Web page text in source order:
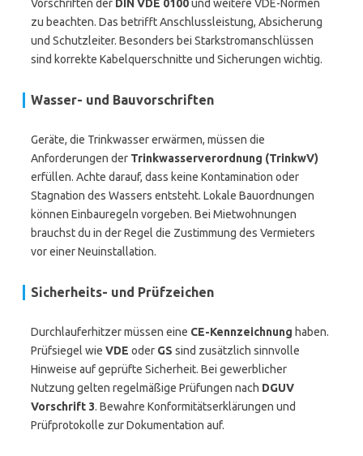
Vorschriften der DIN VDE 0100und weitere VDE-Normen
zu beachten. Das betrifft Anschlussleistung, Absicherung
und Schutzleiter. Besonders bei Starkstromanschlüssen
sind korrekte Kabelquerschnitte und Sicherungen wichtig.
Wasser- und Bauvorschriften
Geräte, die Trinkwasser erwärmen, müssen die
Anforderungen der Trinkwasserverordnung (TrinkwV)
erfüllen. Achte darauf, dass keine Kontamination oder
Stagnation des Wassers entsteht. Lokale Bauordnungen
können Einbauregeln vorgeben. Bei Mietwohnungen
brauchst du in der Regel die Zustimmung des Vermieters
vor einer Neuinstallation.
Sicherheits- und Prüfzeichen
Durchlauferhitzer müssen eine CE-Kennzeichnung haben.
Prüfsiegel wie VDE oder GS sind zusätzlich sinnvolle
Hinweise auf geprüfte Sicherheit. Bei gewerblicher
Nutzung gelten regelmäßige Prüfungen nach DGUV
Vorschrift 3. Bewahre Konformitätserklärungen und
Prüfprotokolle zur Dokumentation auf.